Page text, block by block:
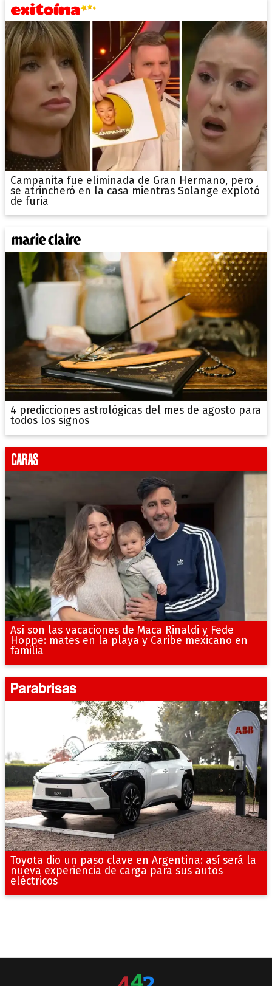
Campanita fue eliminada de Gran Hermano, pero
se atrincheró en la casa mientras Solange explotó
de furia
4 predicciones astrológicas del mes de agosto para
todos los signos
Así son las vacaciones de Maca Rinaldi y Fede
Hoppe: mates en la playa y Caribe mexicano en
familia
Toyota dio un paso clave en Argentina: así será la
nueva experiencia de carga para sus autos
eléctricos